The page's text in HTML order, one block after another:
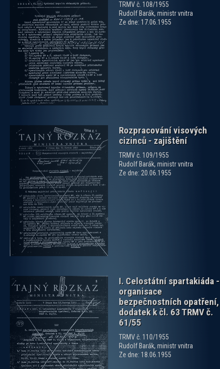
TRMV č. 108/1955
Rudolf Barák, ministr vnitra
Ze dne: 17.06.1955
Rozpracování visových
cizinců - zajištění
TRMV č. 109/1955
Rudolf Barák, ministr vnitra
Ze dne: 20.06.1955
zobrazit PDF dokument
I. Celostátní spartakiáda -
organisace
bezpečnostních opatření,
dodatek k čl. 63 TRMV č.
61/55
TRMV č. 110/1955
Rudolf Barák, ministr vnitra
Ze dne: 18.06.1955
zobrazit PDF dokument
zobrazit PDF dokument